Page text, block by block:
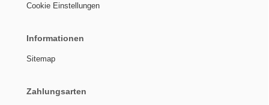
Cookie Einstellungen
Informationen
Sitemap
Zahlungsarten